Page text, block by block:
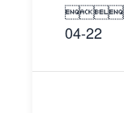
04-22